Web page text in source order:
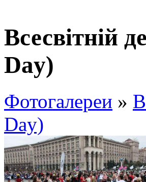
Всесвітній
Day)
Фотогалереи »
Day)